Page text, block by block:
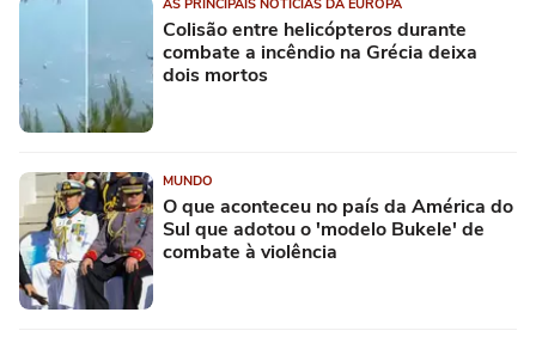
AS PRINCIPAIS NOTÍCIAS DA EUROPA
Colisão entre helicópteros durante
combate a incêndio na Grécia deixa
dois mortos
MUNDO
O que aconteceu no país da América do
Sul que adotou o 'modelo Bukele' de
combate à violência